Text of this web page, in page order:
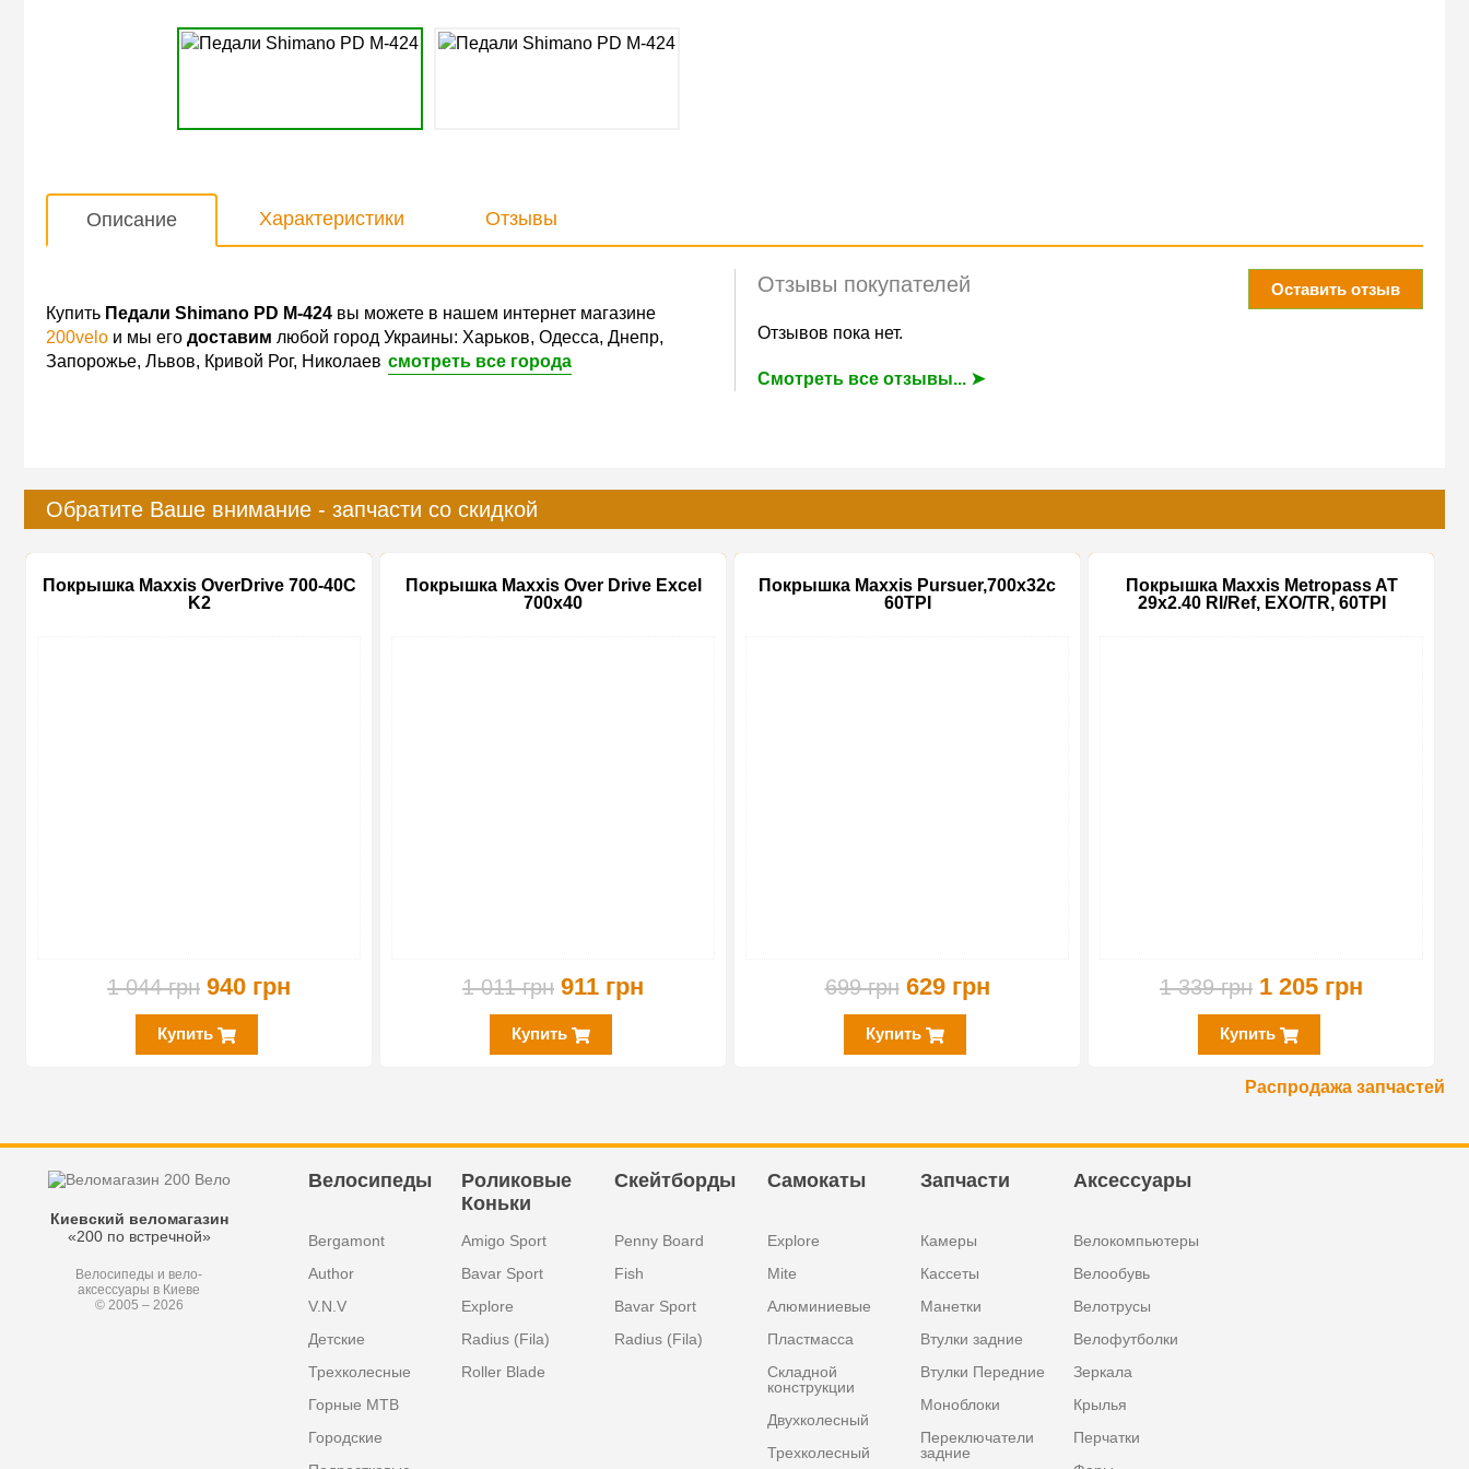
Описание Характеристики Отзывы
Оставить отзыв
Отзывы покупателей
Отзывов пока нет.
Смотреть все отзывы... ➤
Купить Педали Shimano PD M-424 вы можете в нашем интернет магазине
200velo и мы его доставим любой город Украины: Харьков, Одесса, Днепр,
Запорожье, Львов, Кривой Рог, Николаев смотреть все города
Обратите Ваше внимание - запчасти со скидкой
Покрышка Maxxis OverDrive 700-40C
K2
1 044 грн 940 грн
Купить
Покрышка Maxxis Over Drive Excel
700x40
1 011 грн 911 грн
Купить
Покрышка Maxxis Pursuer,700x32c
60TPI
699 грн 629 грн
Купить
Покрышка Maxxis Metropass AT
29x2.40 Rl/Ref, EXO/TR, 60TPI
1 339 грн 1 205 грн
Купить
Распродажа запчастей
Киевский веломагазин
«200 по встречной»
Велосипеды и вело-
аксессуары в Киеве
© 2005 – 2026
Велосипеды
Bergamont
Author
V.N.V
Детские
Трехколесные
Горные MTB
Городские
Роликовые
Коньки
Amigo Sport
Bavar Sport
Explore
Radius (Fila)
Roller Blade
Скейтборды
Penny Board
Fish
Bavar Sport
Radius (Fila)
Самокаты
Explore
Mite
Алюминиевые
Пластмасса
Складной
конструкции
Двухколесный
Трехколесный
Запчасти
Камеры
Кассеты
Манетки
Втулки задние
Втулки Передние
Моноблоки
Переключатели
задние
Аксессуары
Велокомпьютеры
Велообувь
Велотрусы
Велофутболки
Зеркала
Крылья
Перчатки